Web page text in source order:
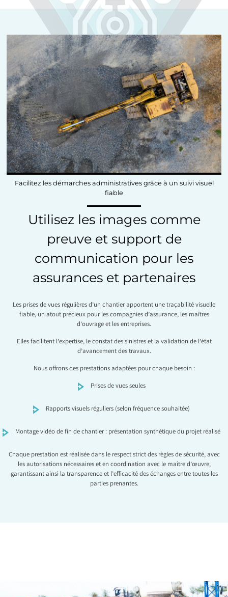
Facilitez les démarches administratives grâce à un suivi visuel
fiable
Utilisez les images comme
preuve et support de
communication pour les
assurances et partenaires
Les prises de vues régulières d’un chantier apportent une traçabilité visuelle
fiable, un atout précieux pour les compagnies d’assurance, les maîtres
d’ouvrage et les entreprises.
Elles facilitent l’expertise, le constat des sinistres et la validation de l’état
d’avancement des travaux.
Nous offrons des prestations adaptées pour chaque besoin :
Prises de vues seules
Rapports visuels réguliers (selon fréquence souhaitée)
Montage vidéo de fin de chantier : présentation synthétique du projet réalisé
Chaque prestation est réalisée dans le respect strict des règles de sécurité, avec
les autorisations nécessaires et en coordination avec le maître d’œuvre,
garantissant ainsi la transparence et l’efficacité des échanges entre toutes les
parties prenantes.